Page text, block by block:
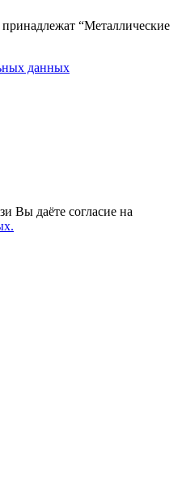
“Металлические
данных
Вы даёте согласие на